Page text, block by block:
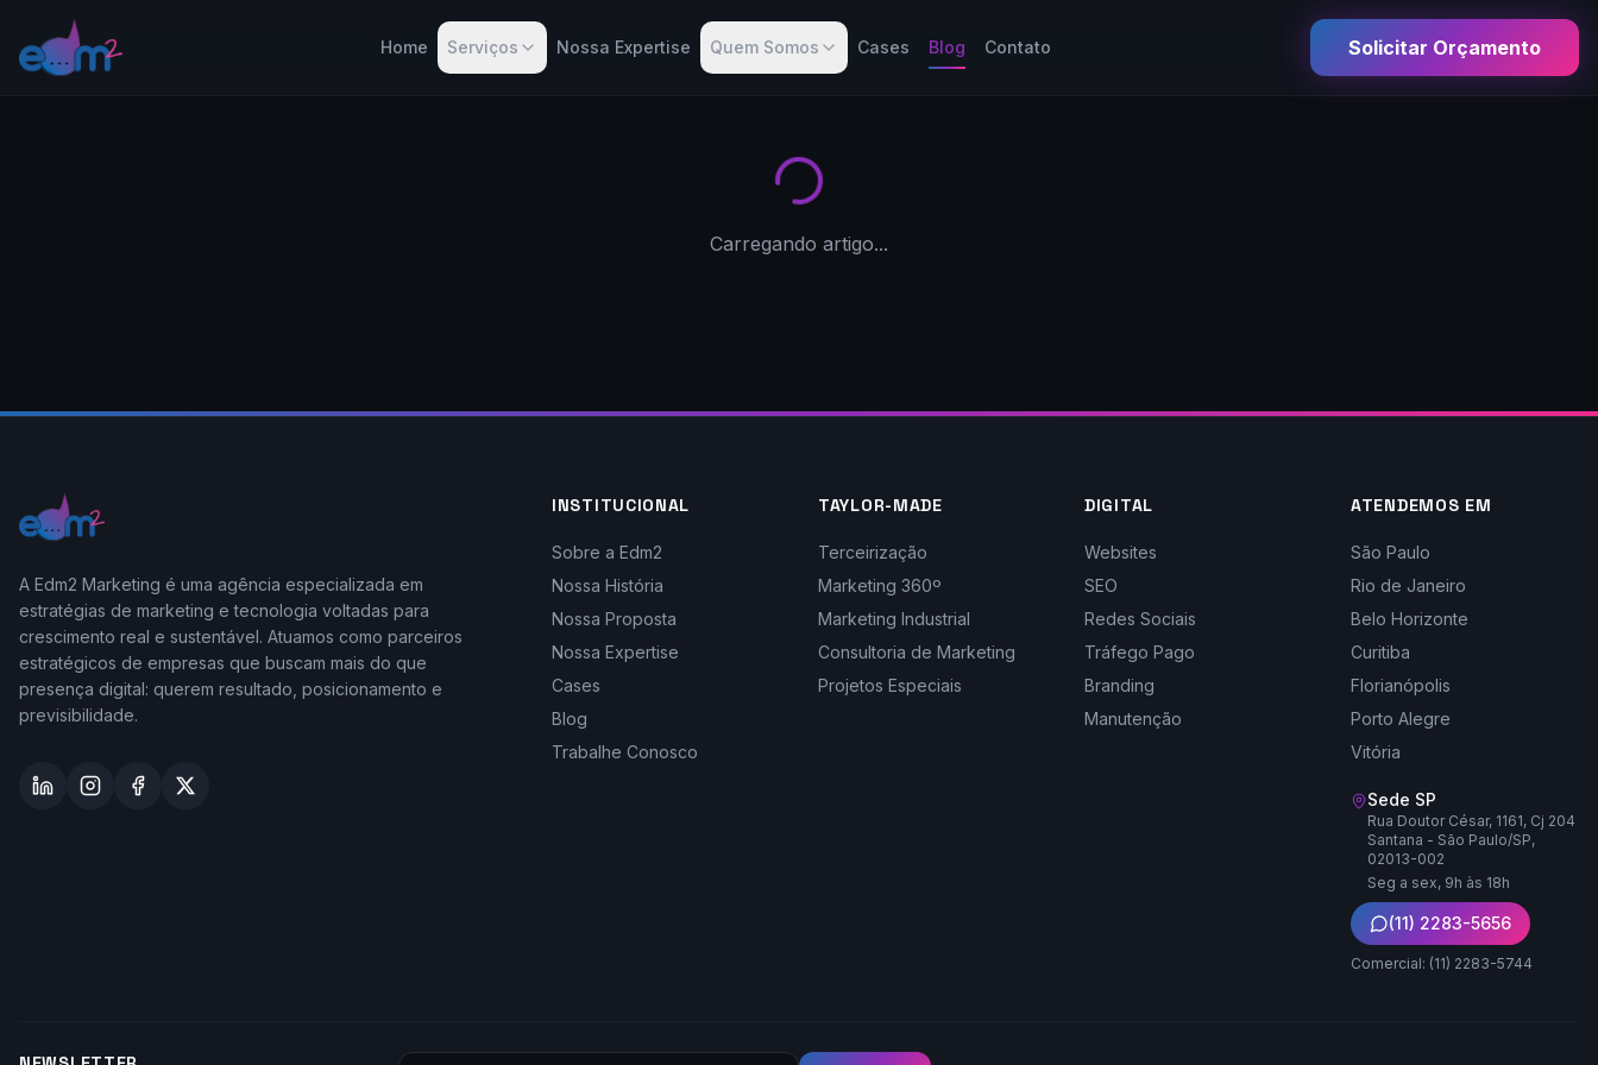
Home Serviços Nossa Expertise Quem Somos Cases Blog Contato Solicitar Orçamento
Carregando artigo...
A Edm2 Marketing é uma agência especializada em
estratégias de marketing e tecnologia voltadas para
crescimento real e sustentável. Atuamos como parceiros
estratégicos de empresas que buscam mais do que
presença digital: querem resultado, posicionamento e
previsibilidade.
INSTITUCIONAL
Sobre a Edm2
Nossa História
Nossa Proposta
Nossa Expertise
Cases
Blog
Trabalhe Conosco
TAYLOR-MADE
Terceirização
Marketing 360º
Marketing Industrial
Consultoria de Marketing
Projetos Especiais
DIGITAL
Websites
SEO
Redes Sociais
Tráfego Pago
Branding
Manutenção
ATENDEMOS EM
São Paulo
Rio de Janeiro
Belo Horizonte
Curitiba
Florianópolis
Porto Alegre
Vitória
Sede SP
Rua Doutor César, 1161, Cj 204
Santana - São Paulo/SP,
02013-002
Seg a sex, 9h às 18h
(11) 2283-5656
Comercial: (11) 2283-5744